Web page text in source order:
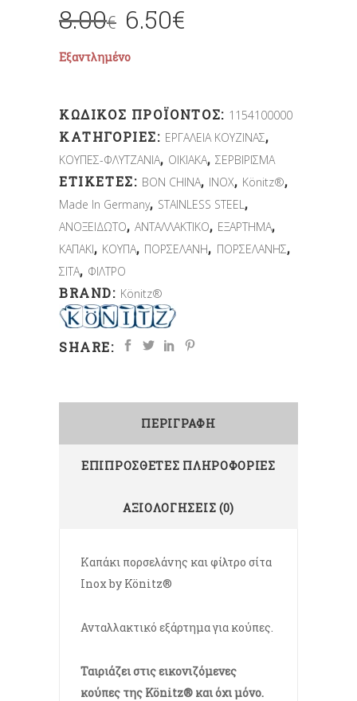
8.00€ 6.50€
Εξαντλημένο
ΚΩΔΙΚΌΣ ΠΡΟΪΌΝΤΟΣ: 1154100000
ΚΑΤΗΓΟΡΊΕΣ: ΕΡΓΑΛΕΙΑ ΚΟΥΖΙΝΑΣ,
ΚΟΥΠΕΣ-ΦΛΥΤΖΑΝΙΑ, ΟΙΚΙΑΚΑ,ΣΕΡΒΙΡΙΣΜΑ
ΕΤΙΚΈΤΕΣ: BON CHINA, INOX, Könitz®,
Made In Germany, STAINLESS STEEL,
ΑΝΟΞΕΙΔΩΤΟ,ΑΝΤΑΛΛΑΚΤΙΚΟ, ΕΞΑΡΤΗΜΑ,
ΚΑΠΑΚΙ, ΚΟΥΠΑ, ΠΟΡΣΕΛΑΝΗ, ΠΟΡΣΕΛΑΝΗΣ,
ΣΙΤΑ, ΦΙΛΤΡΟ
BRAND: Könitz®
SHARE:
ΠΕΡΙΓΡΑΦΉ
ΕΠΙΠΡΌΣΘΕΤΕΣ ΠΛΗΡΟΦΟΡΊΕΣ
ΑΞΙΟΛΟΓΉΣΕΙΣ (0)
Καπάκι πορσελάνης και φίλτρο σίτα
Inox by Könitz®
Ανταλλακτικό εξάρτημα για κούπες.
Ταιριάζει στις εικονιζόμενες
κούπες της Könitz® και όχι μόνο.